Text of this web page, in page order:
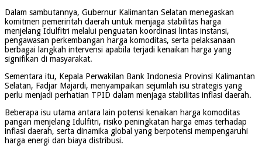
Dalam sambutannya, Gubernur Kalimantan Selatan menegaskan
komitmen pemerintah daerah untuk menjaga stabilitas harga
menjelang Idulfitri melalui penguatan koordinasi lintas instansi,
pengawasan perkembangan harga komoditas, serta pelaksanaan
berbagai langkah intervensi apabila terjadi kenaikan harga yang
signifikan di masyarakat.
Sementara itu, Kepala Perwakilan Bank Indonesia Provinsi Kalimantan
Selatan, Fadjar Majardi, menyampaikan sejumlah isu strategis yang
perlu menjadi perhatian TPID dalam menjaga stabilitas inflasi daerah.
Beberapa isu utama antara lain potensi kenaikan harga komoditas
pangan menjelang Idulfitri, risiko peningkatan harga emas terhadap
inflasi daerah, serta dinamika global yang berpotensi mempengaruhi
harga energi dan biaya distribusi.